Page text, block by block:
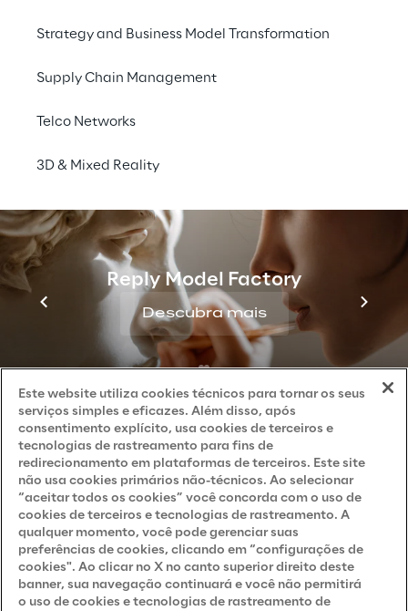
Strategy and Business Model Transformation
Supply Chain Management
Telco Networks
3D & Mixed Reality
Reply Model Factory
Descubra mais
Company Profile
Privacy & Cookie Policy
Privacy Notice(Client - LGPD)
Privacy Notice (Client - GDPR)
(Supplier - LGPD)
Privacy Notice (Supplier - GDPR)
Privacy Notice (Candidate - LGPD)
Privacy Notice (Candidate - GDPR)
Privacy Notice(Marketing)
Accessibility Statement
Careers
Contacts
Este website utiliza cookies técnicos para tornar os seus
serviços simples e eficazes. Além disso, após
consentimento explícito, usa cookies de terceiros e
tecnologias de rastreamento para fins de
redirecionamento em plataformas de terceiros. Este site
não usa cookies primários não-técnicos. Ao selecionar
“aceitar todos os cookies” você concorda com o uso de
cookies de terceiros e tecnologias de rastreamento. A
qualquer momento, você pode gerenciar suas
preferências de cookies, clicando em “configurações de
cookies". Ao clicar no X no canto superior direito deste
banner, sua navegação continuará e você não permitirá
o uso de cookies e tecnologias de rastreamento de